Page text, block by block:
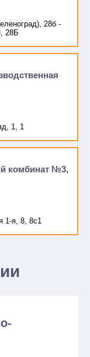
28б -
28Б
1, 1
комбинат №3,
1-я, 8, 8с1